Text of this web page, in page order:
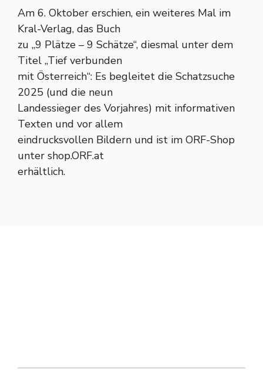
Am 6. Oktober erschien, ein weiteres Mal im
Kral-Verlag, das Buch
zu „9 Plätze – 9 Schätze“, diesmal unter dem
Titel „Tief verbunden
mit Österreich“: Es begleitet die Schatzsuche
2025 (und die neun
Landessieger des Vorjahres) mit informativen
Texten und vor allem
eindrucksvollen Bildern und ist im ORF-Shop
unter shop.ORF.at
erhältlich.